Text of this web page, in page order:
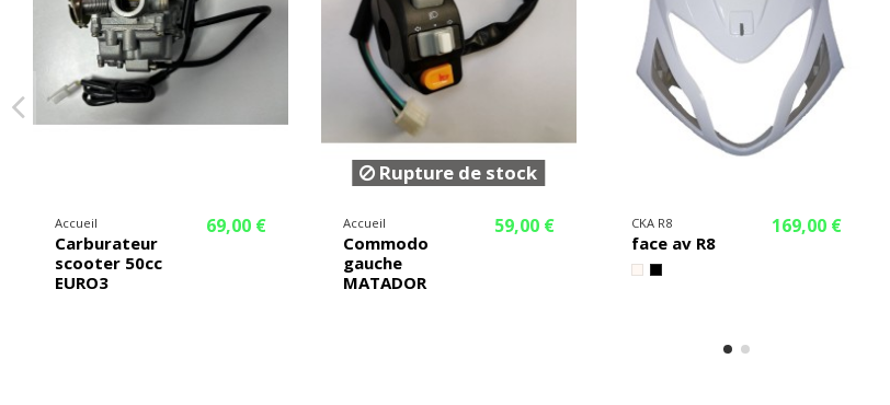
Accueil
Carburateur
scooter 50cc
EURO3
69,00 €
Rupture de stock
Accueil
Commodo
gauche
MATADOR
59,00 € CKA R8
face av R8
169,00 €